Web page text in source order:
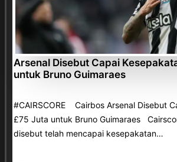
Arsenal Disebut Capai
untuk Bruno Guimaraes
#CAIRSCORE Cairbos Arsenal Disebut
£75 Juta untuk Bruno Guimaraes
disebut telah mencapai kesepakatan…